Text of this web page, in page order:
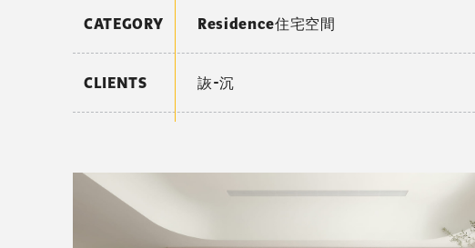
CATEGORY Residence住宅空間
CLIENTS 詼-沉